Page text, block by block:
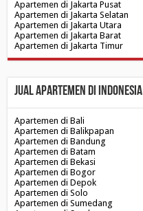
Apartemen di Jakarta Pusat
Apartemen di Jakarta Selatan
Apartemen di Jakarta Utara
Apartemen di Jakarta Barat
Apartemen di Jakarta Timur
Jual Apartemen di Indonesia
Apartemen di Bali
Apartemen di Balikpapan
Apartemen di Bandung
Apartemen di Batam
Apartemen di Bekasi
Apartemen di Bogor
Apartemen di Depok
Apartemen di Solo
Apartemen di Sumedang